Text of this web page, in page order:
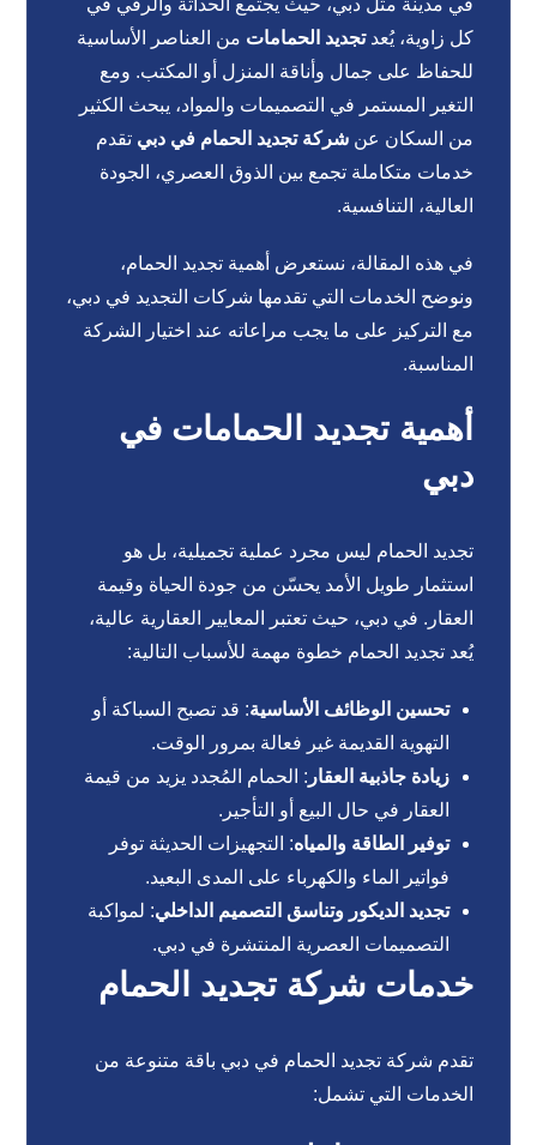
في مدينة مثل دبي، حيث يجتمع الحداثة والرقي في
كل زاوية، يُعدتجديد الحمامات من العناصر الأساسية
للحفاظ على جمال وأناقة المنزل أو المكتب. ومع
التغير المستمر في التصميمات والمواد، يبحث الكثير
من السكان عنشركة تجديد الحمام في دبي تقدم
خدمات متكاملة تجمع بين الذوق العصري، الجودة
العالية، التنافسية.
في هذه المقالة، نستعرض أهمية تجديد الحمام،
ونوضح الخدمات التي تقدمها شركات التجديد في دبي،
مع التركيز على ما يجب مراعاته عند اختيار الشركة
المناسبة.
أهمية تجديد الحمامات في
دبي
تجديد الحمام ليس مجرد عملية تجميلية، بل هو
استثمار طويل الأمد يحسّن من جودة الحياة وقيمة
العقار. في دبي، حيث تعتبر المعايير العقارية عالية،
يُعد تجديد الحمام خطوة مهمة للأسباب التالية:
تحسين الوظائف الأساسية: قد تصبح السباكة أو
التهوية القديمة غير فعالة بمرور الوقت.
زيادة جاذبية العقار : الحمام المُجدد يزيد من قيمة
العقار في حال البيع أو التأجير.
توفير الطاقة والمياه: التجهيزات الحديثة توفر
فواتير الماء والكهرباء على المدى البعيد.
تجديد الديكور وتناسق التصميم الداخلي: لمواكبة
التصميمات العصرية المنتشرة في دبي.
خدمات شركة تجديد الحمام
تقدم شركة تجديد الحمام في دبي باقة متنوعة من
الخدمات التي تشمل: